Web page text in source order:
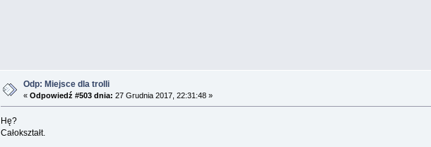
Odp: Miejsce dla trolli
«Odpowiedź #503 dnia: 27 Grudnia 2017, 22:31:48 »
Hę?
Całokształt.